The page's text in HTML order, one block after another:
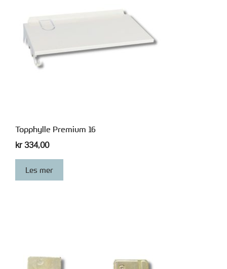
Topphylle Premium 16
kr334,00
Les mer